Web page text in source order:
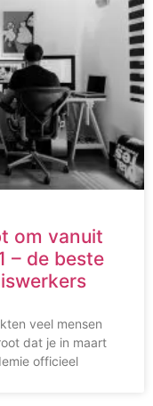
om vanuit
– de beste
veel mensen
dat je in maart
officieel